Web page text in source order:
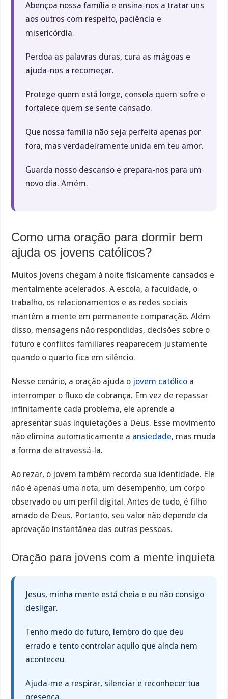
Abençoa nossa família e ensina-nos a tratar uns
aos outros com respeito, paciência e
misericórdia.
Perdoa as palavras duras, cura as mágoas e
ajuda-nos a recomeçar.
Protege quem está longe, consola quem sofre e
fortalece quem se sente cansado.
Que nossa família não seja perfeita apenas por
fora, mas verdadeiramente unida em teu amor.
Guarda nosso descanso e prepara-nos para um
novo dia. Amém.
Como uma oração para dormir bem
ajuda os jovens católicos?
Muitos jovens chegam à noite fisicamente cansados e
mentalmente acelerados. A escola, a faculdade, o
trabalho, os relacionamentos e as redes sociais
mantêm a mente em permanente comparação. Além
disso, mensagens não respondidas, decisões sobre o
futuro e conflitos familiares reaparecem justamente
quando o quarto fica em silêncio.
Nesse cenário, a oração ajuda o jovem católico a
interromper o fluxo de cobrança. Em vez de repassar
infinitamente cada problema, ele aprende a
apresentar suas inquietações a Deus. Esse movimento
não elimina automaticamente a ansiedade, mas muda
a forma de atravessá-la.
Ao rezar, o jovem também recorda sua identidade. Ele
não é apenas uma nota, um desempenho, um corpo
observado ou um perfil digital. Antes de tudo, é filho
amado de Deus. Portanto, seu valor não depende da
aprovação instantânea das outras pessoas.
Oração para jovens com a mente inquieta
Jesus, minha mente está cheia e eu não consigo
desligar.
Tenho medo do futuro, lembro do que deu
errado e tento controlar aquilo que ainda nem
aconteceu.
Ajuda-me a respirar, silenciar e reconhecer tua
presença.